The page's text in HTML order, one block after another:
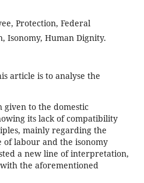
Protection, Federal
Isonomy, Human Dignity.
article is to analyse the
to the domestic
its lack of compatibility
mainly regarding the
of labour and the isonomy
a new line of interpretation,
the aforementioned